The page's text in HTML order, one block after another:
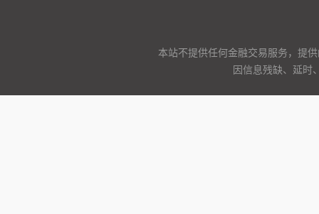
本站不提供任何金融交易服务，提
因信息残缺、延时